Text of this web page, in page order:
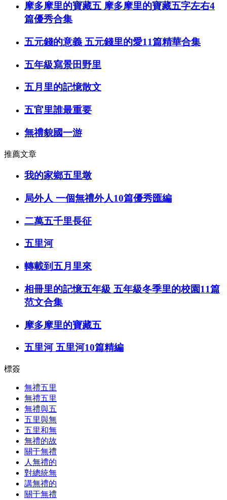
摩多摩里的寶藏五 摩多摩里的寶藏五字左右4
篇優秀合集
五元錢的意義 五元錢里的愛11篇精華合集
五年級寫景田野里
五月里的記憶散文
五官里誰最重要
無禮貌國一游
推薦文章
我的家鄉五里墩
局外人 一個無禮外人10篇優秀匯編
二萬五千里長征
五里河
轉載到五月里來
相冊里的記憶五年級 五年級冬季里的校園11篇
范文合集
摩多摩里的寶藏五
五里河 五里河10篇精編
標簽
無禮五里
無禮五里
無禮與五
五里與無
五里和無
無禮的故
關于無禮
人無禮的
對總統無
講無禮的
關于無禮